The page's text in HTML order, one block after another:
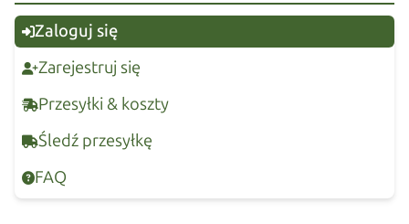
Zaloguj się
Zarejestruj się
Przesyłki & koszty
Śledź przesyłkę
FAQ